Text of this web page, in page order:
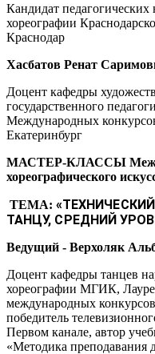
Кандидат
хореографии
Краснодар
Хасбатов Ренат
Доцент кафедры
государственного
Международных
Екатеринбург
МАСТЕР-КЛАССЫ
хореографического
ТЕМА:
ТАНЦУ, СРЕДНИЙ
Ведущий - Верхоляк
Доцент кафедры танцев
хореографии МГИК,
международных конкурсов
победитель
Первом канале, автор
«Методика преподавания